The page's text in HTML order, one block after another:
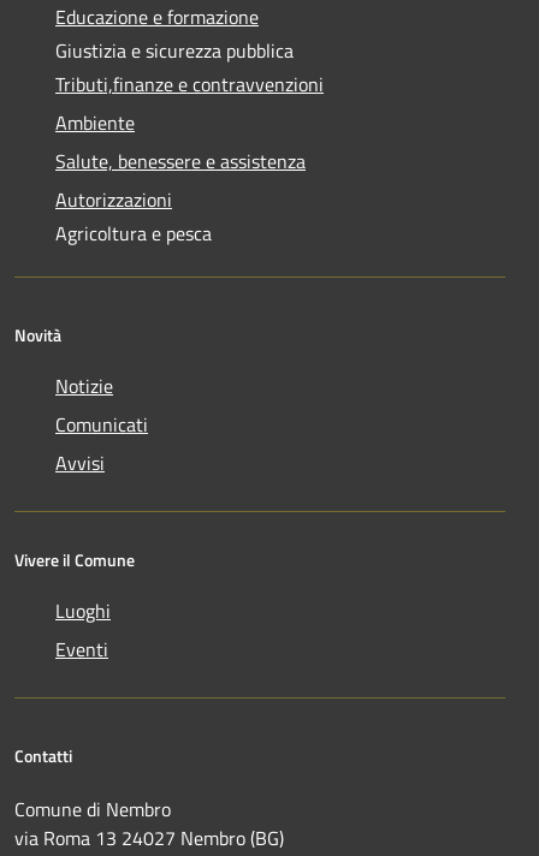
Educazione e formazione
Giustizia e sicurezza pubblica
Tributi,finanze e contravvenzioni
Ambiente
Salute, benessere e assistenza
Autorizzazioni
Agricoltura e pesca
Novità
Notizie
Comunicati
Avvisi
Vivere il Comune
Luoghi
Eventi
Contatti
Comune di Nembro
via Roma 13 24027 Nembro (BG)